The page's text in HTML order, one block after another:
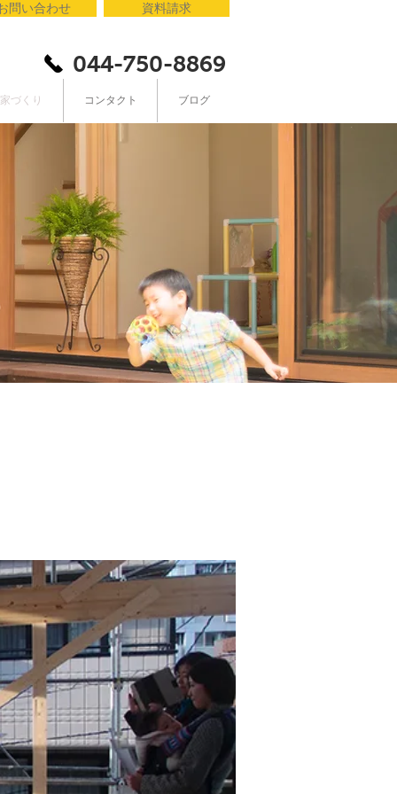
問い合わせ 資料請求
づくり コンタクト ブログ
044-750-8869